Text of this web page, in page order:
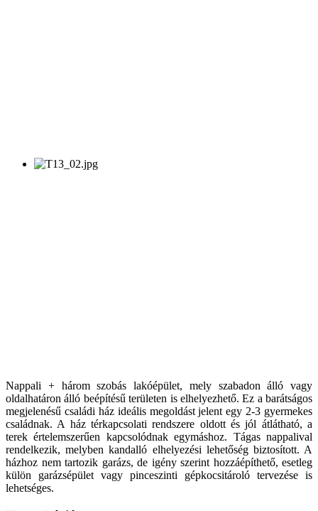
Nappali + három szobás lakóépület, mely szabadon álló vagy
oldalhatáron álló beépítésű területen is elhelyezhető. Ez a barátságos
megjelenésű családi ház ideális megoldást jelent egy 2-3 gyermekes
családnak. A ház térkapcsolati rendszere oldott és jól átlátható, a
terek értelemszerűen kapcsolódnak egymáshoz. Tágas nappalival
rendelkezik, melyben kandalló elhelyezési lehetőség biztosított. A
házhoz nem tartozik garázs, de igény szerint hozzáépíthető, esetleg
külön garázsépület vagy pinceszinti gépkocsitároló tervezése is
lehetséges.